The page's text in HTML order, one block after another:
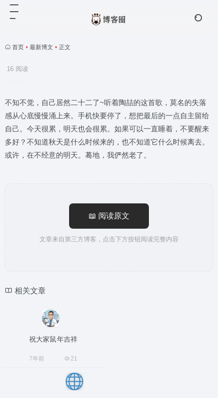
首页 • 最新博文 • 正文
16 阅读
不知不觉，自己居然二十二了~听着陶喆的这首歌，莫名的失落
感从心底慢慢涌上来。手机快要停了，想把最后的一点自主留给
自己。今天很累，明天也会很累。如果可以一直睡着，不要醒来
多好？不知道秋天是什么时候来的，也不知道它什么时候离去。
或许，在不经意的明天。蓦地，我俨然老了。
📖 阅读原文
文章来自第三方博客，点击下方按钮阅读完整内容
相关文章
祝大家鼠年吉祥
7年前 21